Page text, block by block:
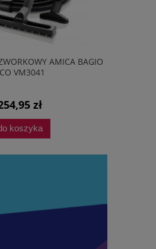
AMICA BAGIO
VM3041
zł
koszyka